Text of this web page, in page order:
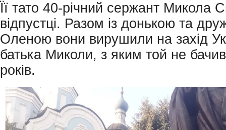
Її тато 40-річний сержант Микола
відпустці. Разом із донькою та
Оленою вони вирушили на захід
батька Миколи, з яким той не
років.